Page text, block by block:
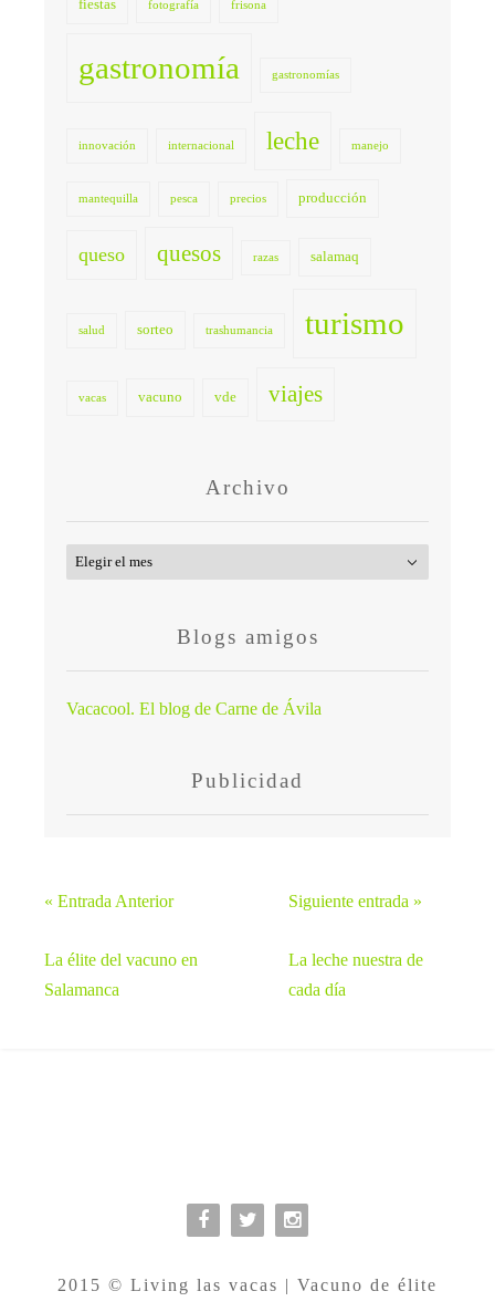
fiestas fotografía frisona
gastronomía gastronomías
innovación internacional leche manejo
mantequilla pesca precios producción
queso quesos razas salamaq
salud sorteo trashumancia turismo
vacas vacuno vde viajes
Archivo
Archivo
Blogs amigos
Vacacool. El blog de Carne de Ávila
Publicidad
« Entrada Anterior
La élite del vacuno en
Salamanca
Siguiente entrada »
La leche nuestra de
cada día
  
2015 © Living las vacas | Vacuno de élite